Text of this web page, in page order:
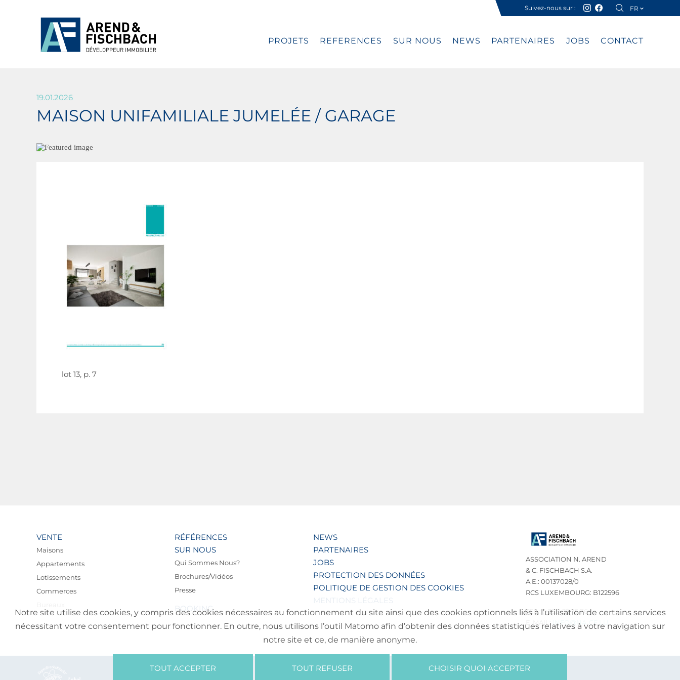
Suivez-nous sur : FR
PROJETS REFERENCES SUR NOUS NEWS PARTENAIRES JOBS CONTACT
19.01.2026
MAISON UNIFAMILIALE JUMELÉE / GARAGE
lot 13, p. 7
VENTE
Maisons
Appartements
Lotissements
Commerces
RÉFÉRENCES
SUR NOUS
Qui Sommes Nous?
Brochures/Vidéos
Presse
BOOKING
NEWS
PARTENAIRES
JOBS
PROTECTION DES DONNÉES
POLITIQUE DE GESTION DES COOKIES
MENTIONS LÉGALES
ASSOCIATION N. AREND
& C. FISCHBACH S.A.
A.E.: 00137028/0
RCS LUXEMBOURG: B122596
TEL.: (+352) 32 75 76
E-MAIL:
INFO@NA-CF.LU
Notre site utilise des cookies, y compris des cookies nécessaires au fonctionnement du site ainsi que des cookies optionnels liés à l’utilisation de certains services
nécessitant votre consentement pour fonctionner. En outre, nous utilisons l’outil Matomo afin d’obtenir des données statistiques relatives à votre navigation sur
notre site et ce, de manière anonyme.
TOUT ACCEPTER TOUT REFUSER CHOISIR QUOI ACCEPTER